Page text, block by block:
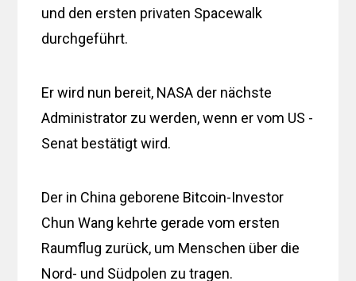
und den ersten privaten Spacewalk
durchgeführt.
Er wird nun bereit, NASA der nächste
Administrator zu werden, wenn er vom US -
Senat bestätigt wird.
Der in China geborene Bitcoin-Investor
Chun Wang kehrte gerade vom ersten
Raumflug zurück, um Menschen über die
Nord- und Südpolen zu tragen.